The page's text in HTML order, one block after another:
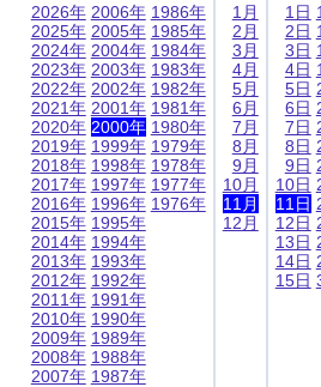
2026年
2025年
2024年
2023年
2022年
2021年
2020年
2019年
2018年
2017年
2016年
2015年
2014年
2013年
2012年
2011年
2010年
2009年
2008年
2007年
2006年
2005年
2004年
2003年
2002年
2001年
2000年
1999年
1998年
1997年
1996年
1995年
1994年
1993年
1992年
1991年
1990年
1989年
1988年
1987年
1986年
1985年
1984年
1983年
1982年
1981年
1980年
1979年
1978年
1977年
1976年
1月
2月
3月
4月
5月
6月
7月
8月
9月
10月
11月
12月
1日
2日
3日
4日
5日
6日
7日
8日
9日
10日
11日
12日
13日
14日
15日